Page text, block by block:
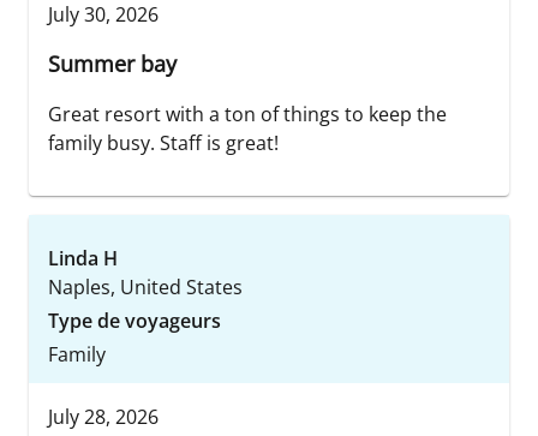
July 30, 2026
Summer bay
Great resort with a ton of things to keep the
family busy. Staff is great!
Linda H
Naples, United States
Type de voyageurs
Family
July 28, 2026